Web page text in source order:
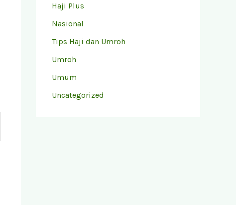
Haji Plus
Nasional
Tips Haji dan Umroh
Umroh
Umum
Uncategorized